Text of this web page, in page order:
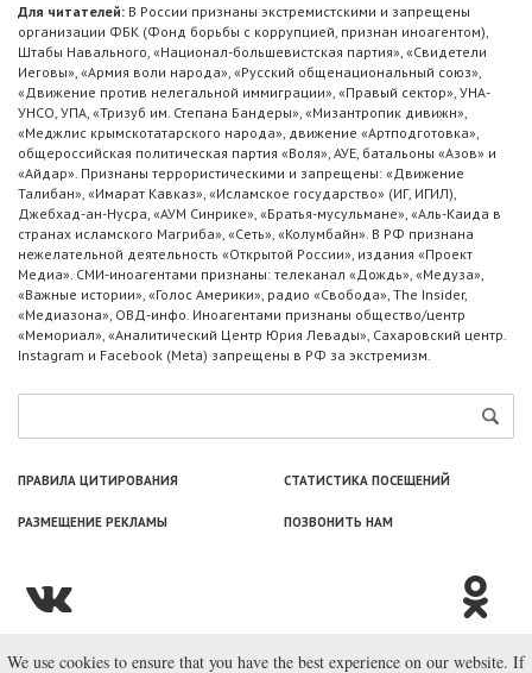
Для читателей: В России признаны экстремистскими и запрещены
организации ФБК (Фонд борьбы с коррупцией, признан иноагентом),
Штабы Навального, «Национал-большевистская партия», «Свидетели
Иеговы», «Армия воли народа», «Русский общенациональный союз»,
«Движение против нелегальной иммиграции», «Правый сектор», УНА-
УНСО, УПА, «Тризуб им. Степана Бандеры», «Мизантропик дивижн»,
«Меджлис крымскотатарского народа», движение «Артподготовка»,
общероссийская политическая партия «Воля», АУЕ, батальоны «Азов» и
«Айдар». Признаны террористическими и запрещены: «Движение
Талибан», «Имарат Кавказ», «Исламское государство» (ИГ, ИГИЛ),
Джебхад-ан-Нусра, «АУМ Синрике», «Братья-мусульмане», «Аль-Каида в
странах исламского Магриба», «Сеть», «Колумбайн». В РФ признана
нежелательной деятельность «Открытой России», издания «Проект
Медиа». СМИ-иноагентами признаны: телеканал «Дождь», «Медуза»,
«Важные истории», «Голос Америки», радио «Свобода», The Insider,
«Медиазона», ОВД-инфо. Иноагентами признаны общество/центр
«Мемориал», «Аналитический Центр Юрия Левады», Сахаровский центр.
Instagram и Facebook (Metа) запрещены в РФ за экстремизм.
ПРАВИЛА ЦИТИРОВАНИЯ СТАТИСТИКА ПОСЕЩЕНИЙ
РАЗМЕЩЕНИЕ РЕКЛАМЫ ПОЗВОНИТЬ НАМ
© ООО «Лаборатория Новоcтей», 2003—2026.
We use cookies to ensure that you have the best experience on our website. If